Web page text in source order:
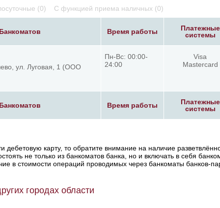
(0) С функцией приема наличных (0)
Время работы
Платежные
системы
Время работы
Платежные
системы
ул. Луговая, 1 (ООО
Пн-Вс: 00:00-
24:00
Visa
Mastercard
карту, то обратите внимание на наличие
не только из банкоматов банка, но и включать в себя
в стоимости операций проводимых через банкоматы банков-
городах области